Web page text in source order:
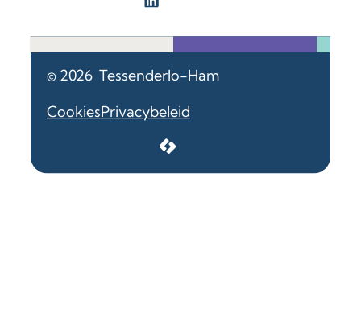
© 2026 Tessenderlo-Ham
CookiesPrivacybeleid